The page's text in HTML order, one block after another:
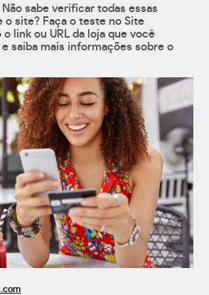
sabe verificar todas essas
o site? Faça o teste no Site
link ou URL da loja que você
saiba mais informações sobre o